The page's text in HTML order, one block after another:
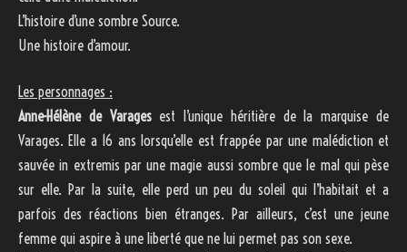
L’histoire d’une sombre Source.
Une histoire d’amour.
Les personnages :
Anne-Hélène de Varagesest l’unique héritière de la marquise de
Varages. Elle a 16 ans lorsqu’elle est frappée par une malédiction et
sauvée in extremis par une magie aussi sombre que le mal qui pèse
sur elle. Par la suite, elle perd un peu du soleil qui l’habitait et a
parfois des réactions bien étranges. Par ailleurs, c’est une jeune
femme qui aspire à une liberté que ne lui permet pas son sexe.